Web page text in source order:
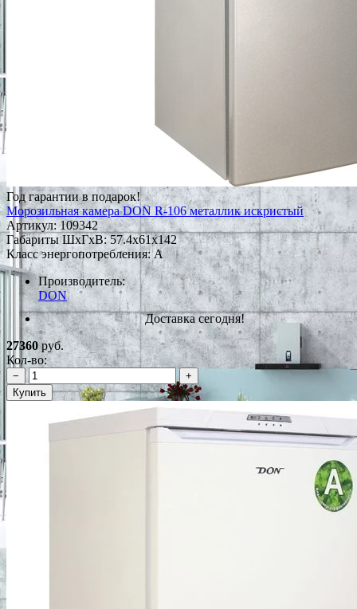
Год гарантии в подарок!
Морозильная камера DON R-106 металлик искристый
Артикул:109342
Габариты ШxГxВ: 57.4x61x142
Класс энергопотребления: A
Производитель:
DON
Доставка сегодня!
27360руб.
Кол-во:
−
+
Купить